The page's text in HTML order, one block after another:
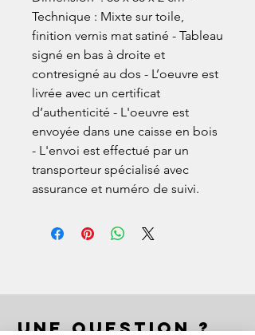
Technique : Mixte sur toile,
finition vernis mat satiné - Tableau
signé en bas à droite et
contresigné au dos - L’oeuvre est
livrée avec un certificat
d’authenticité - L'oeuvre est
envoyée dans une caisse en bois
- L'envoi est effectué par un
transporteur spécialisé avec
assurance et numéro de suivi.
UNE QUESTION ?